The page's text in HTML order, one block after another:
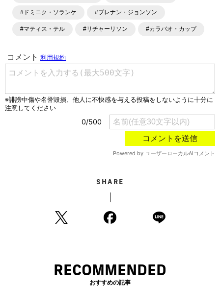
#ドミニク・ソランケ #ブレナン・ジョンソン
#マティス・テル #リチャーリソン #カラバオ・カップ
SHARE
RECOMMENDED
おすすめの記事